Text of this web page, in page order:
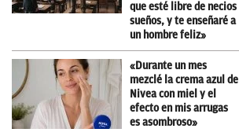
que esté libre de necios
sueños, y te enseñaré a
un hombre feliz»
«Durante un mes
mezclé la crema azul de
Nivea con miel y el
efecto en mis arrugas
es asombroso»